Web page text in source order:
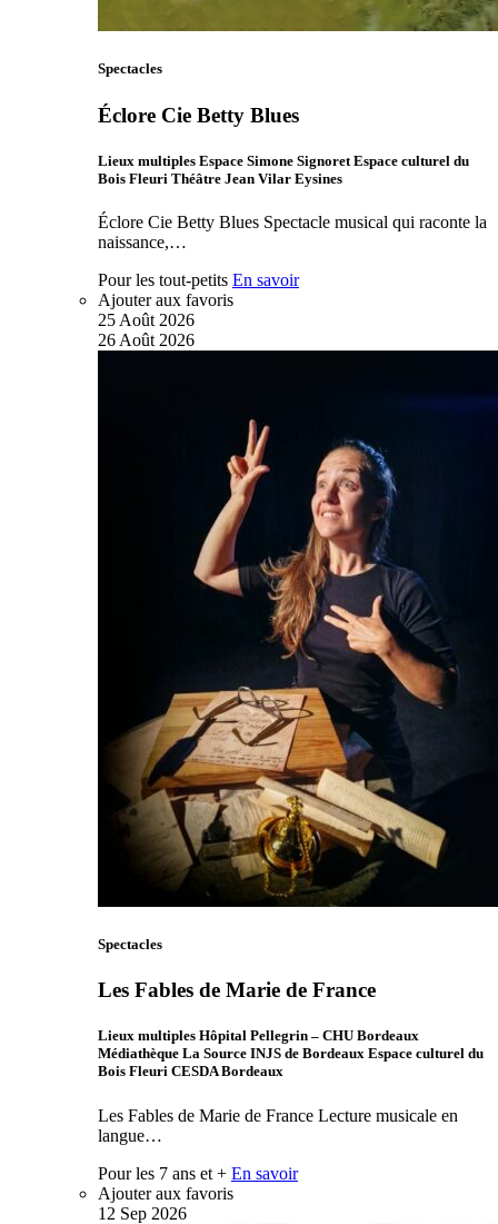
Spectacles
Éclore Cie Betty Blues
Lieux multiples Espace Simone Signoret Espace culturel du
Bois Fleuri Théâtre Jean Vilar Eysines
Éclore Cie Betty Blues Spectacle musical qui raconte la
naissance,…
Pour les tout-petits En savoir
Ajouter aux favoris
25 Août 2026
26 Août 2026
Spectacles
Les Fables de Marie de France
Lieux multiples Hôpital Pellegrin – CHU Bordeaux
Médiathèque La Source INJS de Bordeaux Espace culturel du
Bois Fleuri CESDA Bordeaux
Les Fables de Marie de France Lecture musicale en
langue…
Pour les 7 ans et + En savoir
Ajouter aux favoris
12 Sep 2026